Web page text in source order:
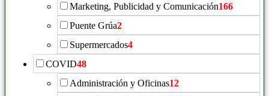
Marketing, Publicidad y Comunicación166
Puente Grúa2
Supermercados4
COVID48
Administración y Oficinas12